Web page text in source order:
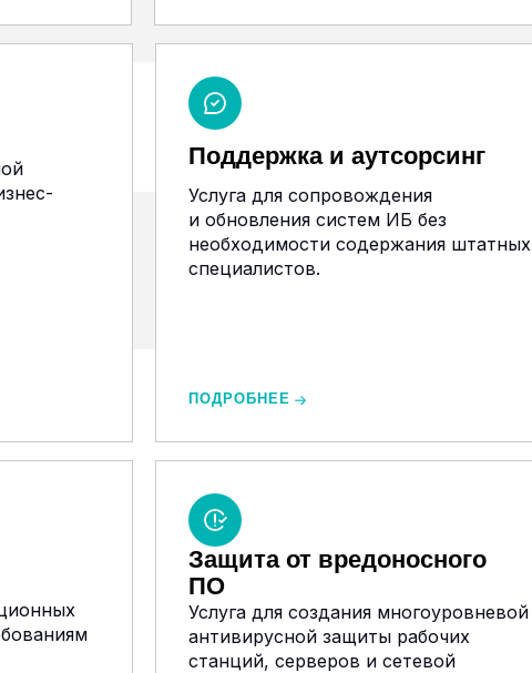
Поддержка и аутсорсинг
Услуга для сопровождения
и обновления систем ИБ без
необходимости содержания штатных
специалистов.
ПОДРОБНЕЕ
Защита от вредоносного
ПО
Услуга для создания многоуровневой
антивирусной защиты рабочих
станций, серверов и сетевой